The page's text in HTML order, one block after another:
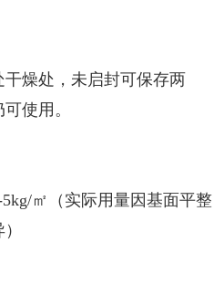
燥处，未启封可保存两
使用。
㎡（实际用量因基面平整